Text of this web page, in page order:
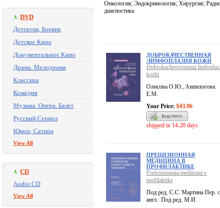
DVD
Детектив, Боевик
Детское Кино
Документальное Кино
Драма. Мелодрама
Классика
Комедия
Музыка. Опера. Балет
Русский Сериал
Юмор, Сатира
View All
CD
Audio CD
View All
Онкология; Эндокринология; Хирургия;
диагностика
ДОБРОКАЧЕСТВЕННАЯ
ЛИМФОПЛАЗИЯ КОЖИ
Dobrokachestvennaia
kozhi
Олисова О.Ю., Анпилогова
Е.М.
Your Price: $43.96
shipped in 14-20 days
ПРЕЦИЗИОННАЯ
МЕДИЦИНА В
ПРОФИЛАКТИКЕ
Pretsizionnaia meditsina v
profilaktike
Под ред. С.С. Мартина Пер. с
англ.: Под ред. М.И.